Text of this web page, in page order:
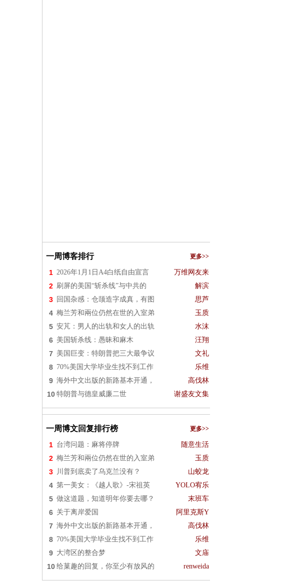
一周博客排行 更多>>
1 2026年1月1日A4白纸自由宣言 万维网友来
2 刷屏的美国“斩杀线”与中共的 解滨
3 回国杂感：仓颉造字成真，有图 思芦
4 梅兰芳和兩位仍然在世的入室弟 玉质
5 安芃：男人的出轨和女人的出轨 水沫
6 美国斩杀线：愚昧和麻木 汪翔
7 美国巨变：特朗普把三大最争议 文礼
8 70%美国大学毕业生找不到工作 乐维
9 海外中文出版的新路基本开通， 高伐林
10 特朗普与德皇威廉二世 谢盛友文集
一周博文回复排行榜 更多>>
1 台湾问题：麻将停牌 随意生活
2 梅兰芳和兩位仍然在世的入室弟 玉质
3 川普到底卖了乌克兰没有？ 山蛟龙
4 第一美女：《越人歌》-宋祖英 YOLO宥乐
5 做这道题，知道明年你要去哪？ 末班车
6 关于离岸爱国 阿里克斯Y
7 海外中文出版的新路基本开通， 高伐林
8 70%美国大学毕业生找不到工作 乐维
9 大湾区的整合梦 文庙
10 给菓趣的回复，你至少有放风的 renweida